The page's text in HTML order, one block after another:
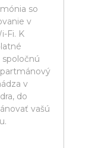
so
v
Fi. K
v
do
vašú